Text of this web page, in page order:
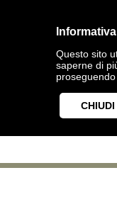
Informativa
Questo sito
saperne di
CHIUDI